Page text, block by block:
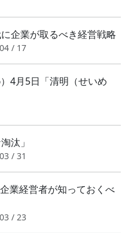
企業が取るべき経営戦略
/ 17
4月5日「清明（せいめ
汰」
/ 31
業経営者が知っておくべ
/ 23